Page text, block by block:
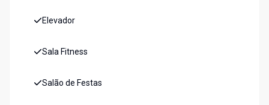
Elevador
Sala Fitness
Salão de Festas